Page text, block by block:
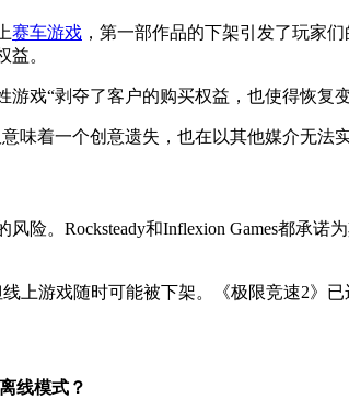
赛车游戏 ，第一部作品的下架引发了玩家
益。
游戏“剥夺了客户的购买权益，也使得恢
味着一个创意遗失，也在以其他媒介无法
险。Rocksteady和Inflexion Games都承
上游戏随时可能被下架。《极限竞速2》
线模式？